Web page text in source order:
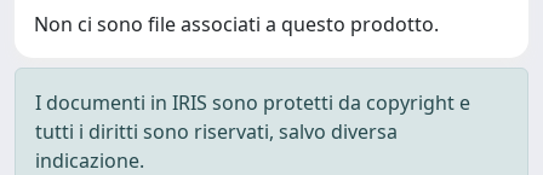
Non ci sono file associati a questo prodotto.
I documenti in IRIS sono protetti da copyright e
tutti i diritti sono riservati, salvo diversa
indicazione.